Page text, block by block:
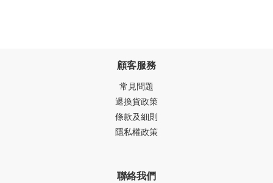
顧客服務
常見問題
退換貨政策
條款及細則
隱私權政策
聯絡我們